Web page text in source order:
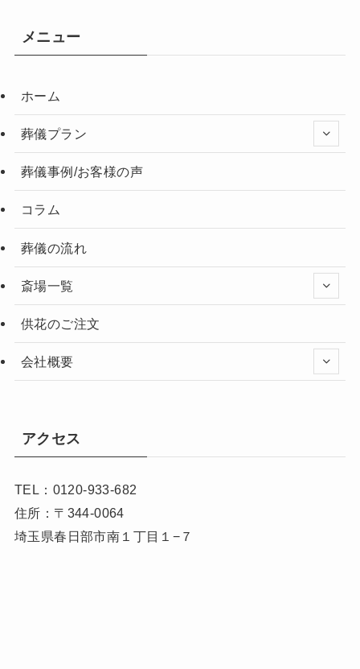
メニュー
ホーム
葬儀プラン
葬儀事例/お客様の声
コラム
葬儀の流れ
斎場一覧
供花のご注文
会社概要
アクセス
TEL：0120-933-682
住所：〒344-0064
埼玉県春日部市南１丁目１−７